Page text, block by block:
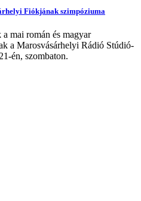
Fiókjának szimpóziuma
mai román és magyar
a Marosvásárhelyi Rádió Stúdió-
én, szombaton.